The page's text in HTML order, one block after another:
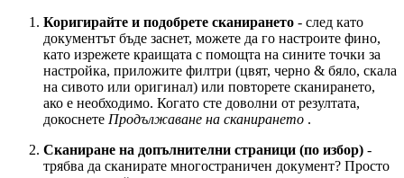
Коригирайте и подобрете сканирането - след като
документът бъде заснет, можете да го настроите фино,
като изрежете краищата с помощта на сините точки за
настройка, приложите филтри (цвят, черно & бяло, скала
на сивото или оригинал) или повторете сканирането,
ако е необходимо. Когато сте доволни от резултата,
докоснете Продължаване на сканирането .
Сканиране на допълнителни страници (по избор) -
трябва да сканирате многостраничен документ? Просто